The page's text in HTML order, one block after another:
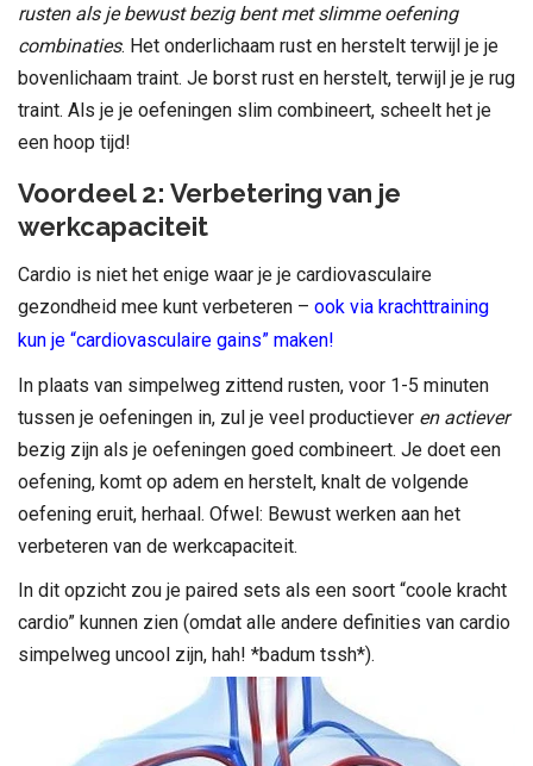
rusten als je bewust bezig bent met slimme oefening
combinaties. Het onderlichaam rust en herstelt terwijl je je
bovenlichaam traint. Je borst rust en herstelt, terwijl je je rug
traint. Als je je oefeningen slim combineert, scheelt het je
een hoop tijd!
Voordeel 2: Verbetering van je
werkcapaciteit
Cardio is niet het enige waar je je cardiovasculaire
gezondheid mee kunt verbeteren – ook via krachttraining
kun je “cardiovasculaire gains” maken!
In plaats van simpelweg zittend rusten, voor 1-5 minuten
tussen je oefeningen in, zul je veel productiever en actiever
bezig zijn als je oefeningen goed combineert. Je doet een
oefening, komt op adem en herstelt, knalt de volgende
oefening eruit, herhaal. Ofwel: Bewust werken aan het
verbeteren van de werkcapaciteit.
In dit opzicht zou je paired sets als een soort “coole kracht
cardio” kunnen zien (omdat alle andere definities van cardio
simpelweg uncool zijn, hah! *badum tssh*).